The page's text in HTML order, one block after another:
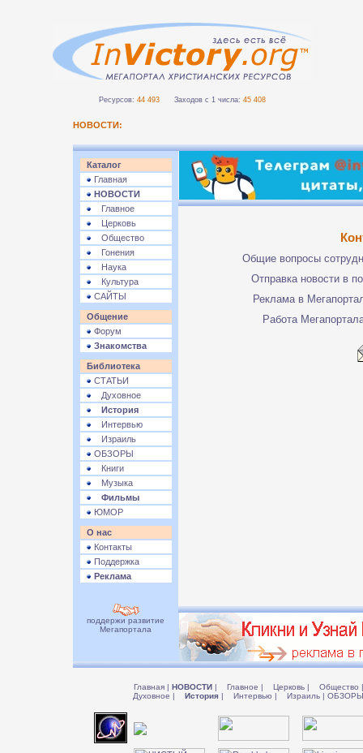
Ресурсов: 44 493 Заходов с 1 числа: 45 408
НОВОСТИ:
Каталог
Главная
НОВОСТИ
Главное
Церковь
Общество
Гонения
Наука
Культура
САЙТЫ
Общение
Форум
Знакомства
Библиотека
СТАТЬИ
Духовное
История
Интервью
Израиль
ОБЗОРЫ
Книги
Музыка
Фильмы
ЮМОР
О нас
Контакты
Поддержка
Реклама
Общие вопросы
Отправка новости в
Реклама в
Работа
поддержи развитие
Мегапортала
Главная | НОВОСТИ | Главное | Церковь | Общество |
Духовное | История | Интервью | Израиль |